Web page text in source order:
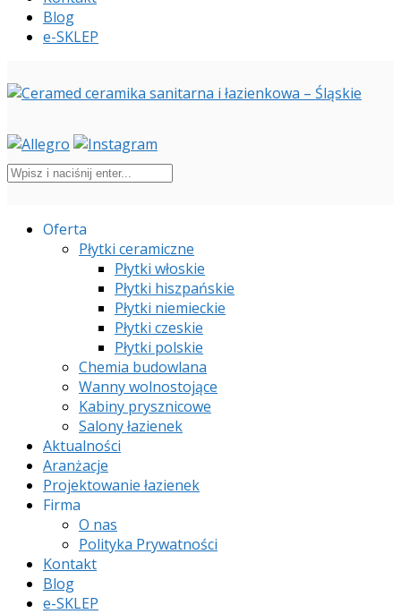
Blog
e-SKLEP
Oferta
Płytki ceramiczne
Płytki włoskie
Płytki hiszpańskie
Płytki niemieckie
Płytki czeskie
Płytki polskie
Chemia budowlana
Wanny wolnostojące
Kabiny prysznicowe
Salony łazienek
Aktualności
Aranżacje
Projektowanie łazienek
Firma
O nas
Polityka Prywatności
Kontakt
Blog
e-SKLEP